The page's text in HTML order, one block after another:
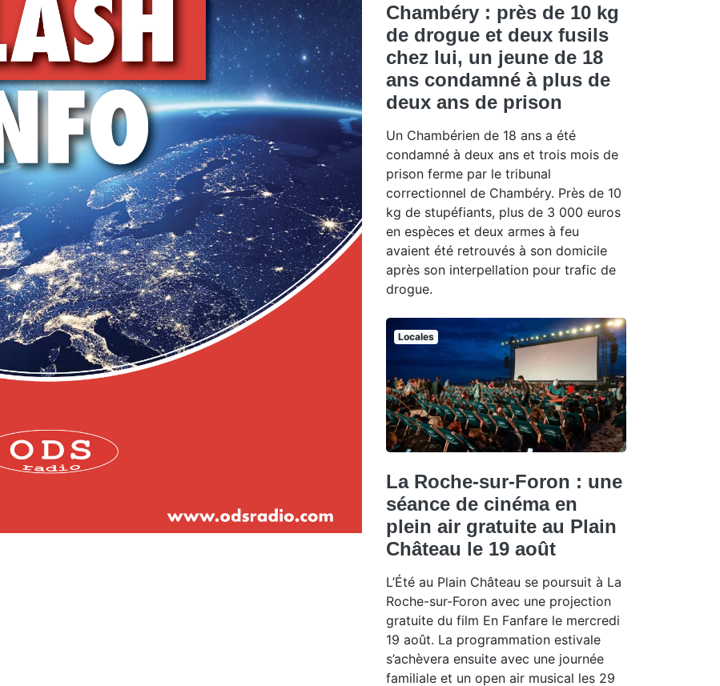
Chambéry : près de 10 kg
de drogue et deux fusils
chez lui, un jeune de 18
ans condamné à plus de
deux ans de prison
Un Chambérien de 18 ans a été
condamné à deux ans et trois mois de
prison ferme par le tribunal
correctionnel de Chambéry. Près de 10
kg de stupéfiants, plus de 3 000 euros
en espèces et deux armes à feu
avaient été retrouvés à son domicile
après son interpellation pour trafic de
drogue.
Locales
La Roche-sur-Foron : une
séance de cinéma en
plein air gratuite au Plain
Château le 19 août
L’Été au Plain Château se poursuit à La
Roche-sur-Foron avec une projection
gratuite du film En Fanfare le mercredi
19 août. La programmation estivale
s’achèvera ensuite avec une journée
familiale et un open air musical les 29